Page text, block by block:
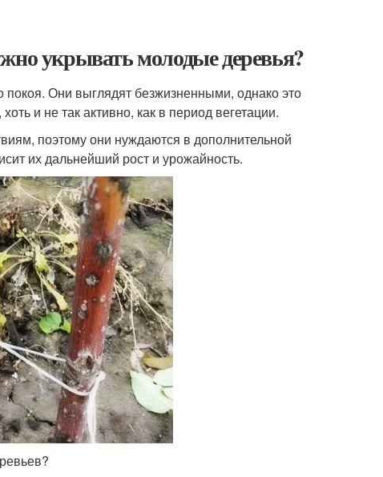
укрывать молодые деревья?
покоя. Они выглядят безжизненными, однако это
и не так активно, как в период вегетации.
поэтому они нуждаются в дополнительной
их дальнейший рост и урожайность.